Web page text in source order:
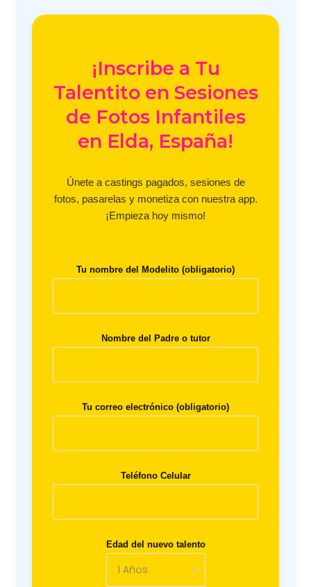
¡Inscribe a Tu
Talentito en Sesiones
de Fotos Infantiles
en Elda, España!
Únete a castings pagados, sesiones de
fotos, pasarelas y monetiza con nuestra app.
¡Empieza hoy mismo!
Tu nombre del Modelito (obligatorio)
Nombre del Padre o tutor
Tu correo electrónico (obligatorio)
Teléfono Celular
Edad del nuevo talento